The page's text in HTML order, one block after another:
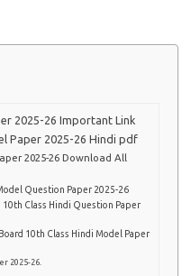
2025-26 Important Link
Paper 2025-26 Hindi pdf
2025-26 Download All
Question Paper 2025-26
Class Hindi Question Paper
10th Class Hindi Model Paper
2025-26.